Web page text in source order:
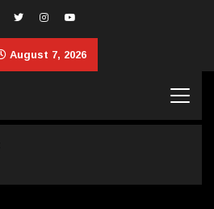
August 7, 2026